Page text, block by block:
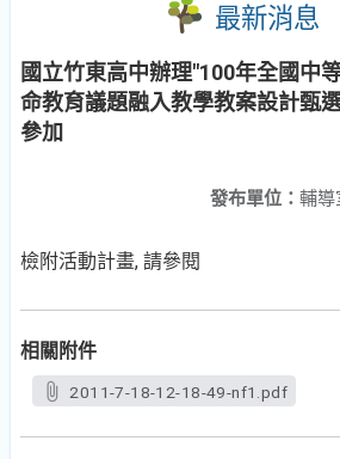
最新消息
國立竹東高中辦理"100年全國中
命教育議題融入教學教案設計甄
參加
發布單位： 輔導
檢附活動計畫, 請參閱
相關附件
2011-7-18-12-18-49-nf1.pdf